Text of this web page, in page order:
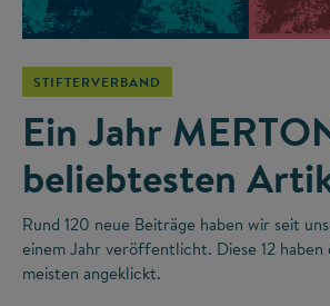
STIFTERVERBAND
Ein Jahr
beliebtesten
Rund 120 neue Beiträge haben wir seit
einem Jahr veröffentlicht. Diese 12 haben
meisten angeklickt.